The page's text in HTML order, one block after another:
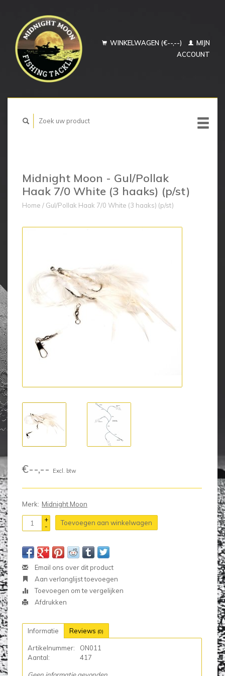
WINKELWAGEN (€--,--)
MIJN
ACCOUNT
Midnight Moon - Gul/Pollak
Haak 7/0 White (3 haaks) (p/st)
Home / Gul/Pollak Haak 7/0 White (3 haaks) (p/st)
€--,-- Excl. btw
Merk: Midnight Moon
+
-
Toevoegen aan winkelwagen
Email ons over dit product
Aan verlanglijst toevoegen
Toevoegen om te vergelijken
Afdrukken
Informatie Reviews (0)
Artikelnummer:
ON011
Aantal:
417